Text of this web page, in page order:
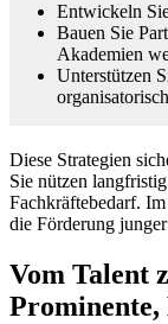
Entwickeln
Bauen Sie
Akademien
Unterstützen
Diese Strategien
Sie nützen
Fachkräftebedarf.
die Förderung
Vom Talent
Prominente,